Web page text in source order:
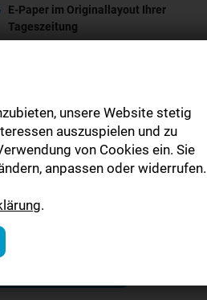
E-Paper im Originallayout Ihrer
Tageszeitung
5 € Rossmann-Gutschein als Dankeschön
€
endet automatisch
unsere Website stetig
auszuspielen und zu
von Cookies ein. Sie
anpassen oder widerrufen.
.